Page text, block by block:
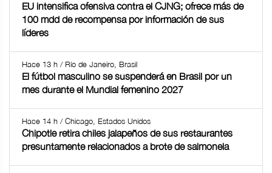
EU intensifica ofensiva contra el CJNG; ofrece más de
100 mdd de recompensa por información de sus
líderes
Hace 13 h / Río de Janeiro, Brasil
El fútbol masculino se suspenderá en Brasil por un
mes durante el Mundial femenino 2027
Hace 14 h / Chicago, Estados Unidos
Chipotle retira chiles jalapeños de sus restaurantes
presuntamente relacionados a brote de salmonela